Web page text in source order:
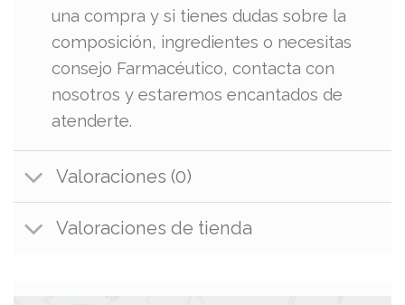
una compra y si tienes dudas sobre la
composición, ingredientes o necesitas
consejo Farmacéutico, contacta con
nosotros y estaremos encantados de
atenderte.
Valoraciones (0)
Valoraciones de tienda